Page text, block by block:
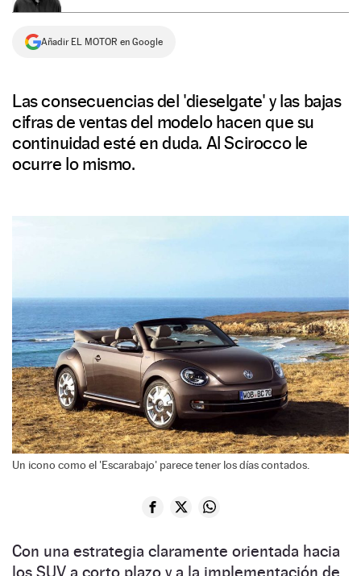
Añadir EL MOTOR en Google
Las consecuencias del 'dieselgate' y las bajas
cifras de ventas del modelo hacen que su
continuidad esté en duda. Al Scirocco le
ocurre lo mismo.
Un icono como el 'Escarabajo' parece tener los días contados.
Con una estrategia claramente orientada hacia
los SUV a corto plazo y a la implementación de